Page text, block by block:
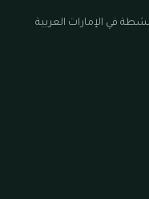
في الإمارات العربية